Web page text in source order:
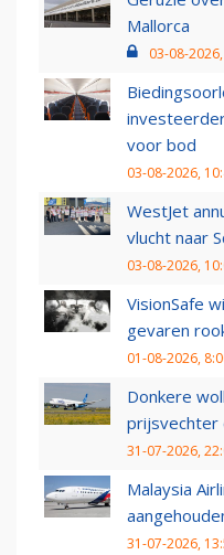
Mallorca
03-08-
voor bod
03-08-2026,
WestJet
vlucht naar
03-08-2026,
VisionSafe
gevaren
01-08-2026,
Donkere
31-07-2026,
Malaysia
31-07-2026,